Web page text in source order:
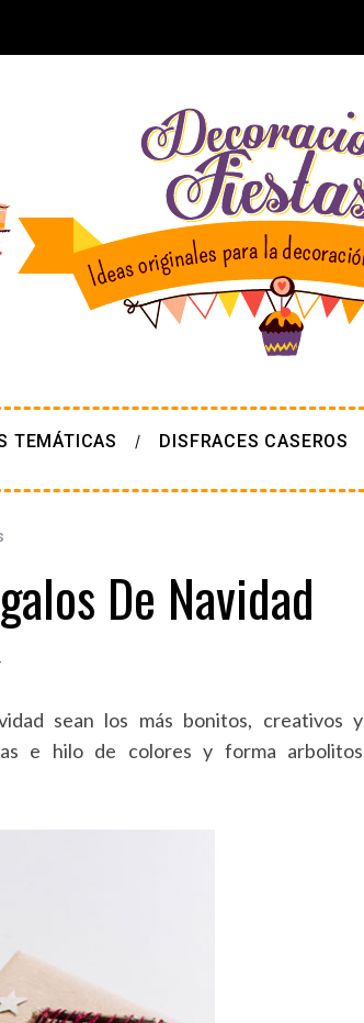
TEMÁTICAS DISFRACES CASEROS
De Navidad
sean los más bonitos, creativos y
e hilo de colores y forma arbolitos